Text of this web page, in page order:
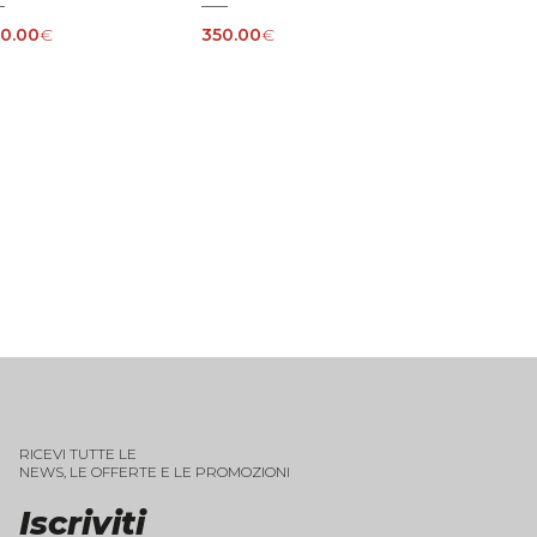
€ 350.00€
Iscriviti
RICEVI TUTTE LE
NEWS, LE OFFERTE E LE PROMOZIONI